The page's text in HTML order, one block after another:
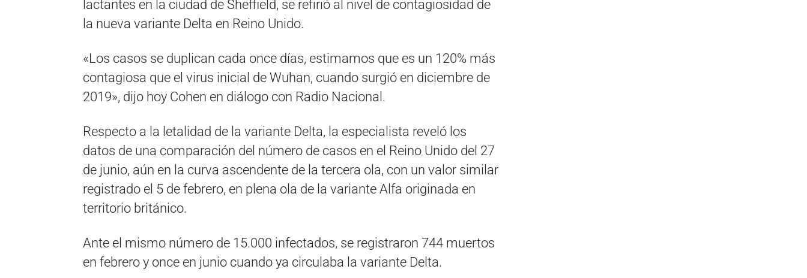
lactantes en la ciudad de Sheffield, se refirió al nivel de contagiosidad de
la nueva variante Delta en Reino Unido.
«Los casos se duplican cada once días, estimamos que es un 120% más
contagiosa que el virus inicial de Wuhan, cuando surgió en diciembre de
2019», dijo hoy Cohen en diálogo con Radio Nacional.
Respecto a la letalidad de la variante Delta, la especialista reveló los
datos de una comparación del número de casos en el Reino Unido del 27
de junio, aún en la curva ascendente de la tercera ola, con un valor similar
registrado el 5 de febrero, en plena ola de la variante Alfa originada en
territorio británico.
Ante el mismo número de 15.000 infectados, se registraron 744 muertos
en febrero y once en junio cuando ya circulaba la variante Delta.